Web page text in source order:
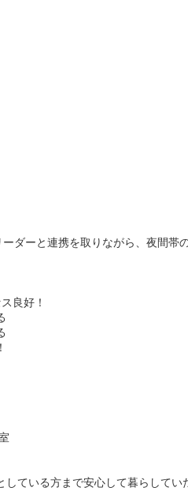
ダーと連携を取りながら、夜間帯
良好！
している方まで安心して暮らしてい